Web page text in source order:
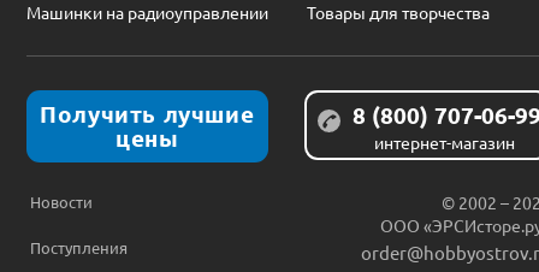
Машинки на радиоуправлении
Товары для творчества
Получить лучшие
цены
8 (800) 707-06-
интернет-магазин
Новости
Поступления
© 2002 –
ООО